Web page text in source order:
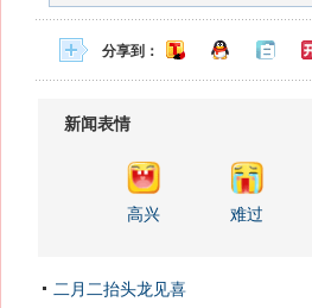
分享到：
新闻表情
高兴 难过
二月二抬头龙见喜